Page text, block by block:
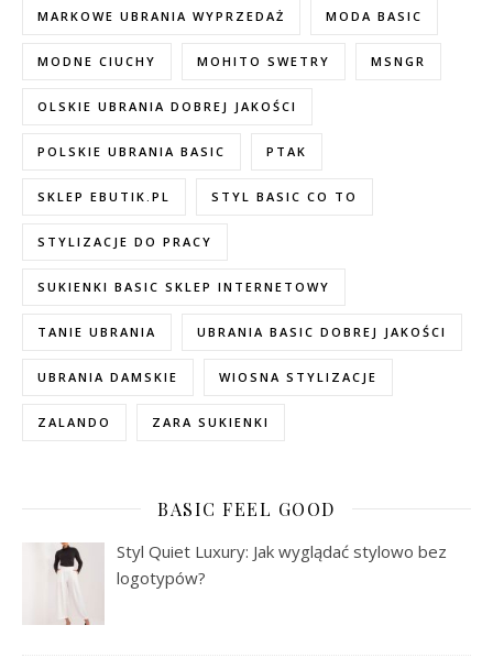
MARKOWE UBRANIA WYPRZEDAŻ MODA BASIC
MODNE CIUCHY MOHITO SWETRY MSNGR
OLSKIE UBRANIA DOBREJ JAKOŚCI
POLSKIE UBRANIA BASIC PTAK
SKLEP EBUTIK.PL STYL BASIC CO TO
STYLIZACJE DO PRACY
SUKIENKI BASIC SKLEP INTERNETOWY
TANIE UBRANIA UBRANIA BASIC DOBREJ JAKOŚCI
UBRANIA DAMSKIE WIOSNA STYLIZACJE
ZALANDO ZARA SUKIENKI
BASIC FEEL GOOD
Styl Quiet Luxury: Jak wyglądać stylowo bez
logotypów?